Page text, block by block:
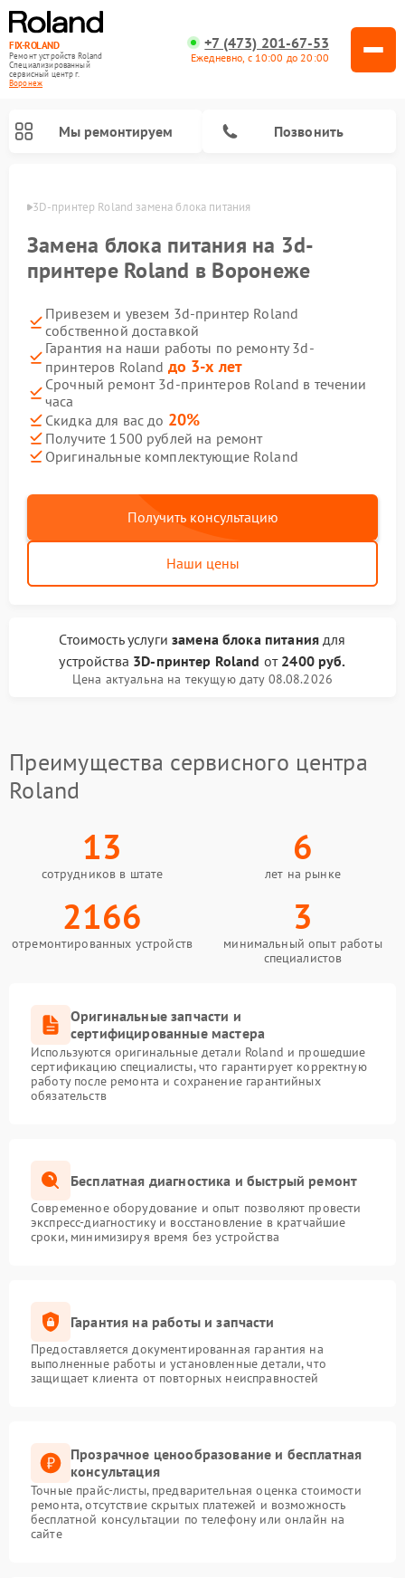
FIX-ROLAND
Ремонт устройств Roland
Специализированный
cервисный центр г.
Воронеж
+7 (473) 201-67-53
Ежедневно, с 10:00 до 20:00
Мы ремонтируем Позвонить
3D-принтер Roland замена блока питания
Замена блока питания на 3d-
принтере Roland в Воронеже
Привезем и увезем 3d-принтер Roland
собственной доставкой
Гарантия на наши работы по ремонту 3d-
принтеров Roland до 3-х лет
Срочный ремонт 3d-принтеров Roland в течении
часа
Скидка для вас до 20%
Получите 1500 рублей на ремонт
Оригинальные комплектующие Roland
Получить консультацию
Наши цены
Стоимость услуги замена блока питаниядля
устройства 3D-принтер Roland от 2400 руб.
Цена актуальна на текущую дату 08.08.2026
Преимущества сервисного центра
Roland
13
сотрудников в штате
6
лет на рынке
2166
отремонтированных устройств
3
минимальный опыт работы
специалистов
Оригинальные запчасти и
сертифицированные мастера
Используются оригинальные детали Roland и прошедшие
сертификацию специалисты, что гарантирует корректную
работу после ремонта и сохранение гарантийных
обязательств
Бесплатная диагностика и быстрый ремонт
Современное оборудование и опыт позволяют провести
экспресс-диагностику и восстановление в кратчайшие
сроки, минимизируя время без устройства
Гарантия на работы и запчасти
Предоставляется документированная гарантия на
выполненные работы и установленные детали, что
защищает клиента от повторных неисправностей
Прозрачное ценообразование и бесплатная
консультация
Точные прайс-листы, предварительная оценка стоимости
ремонта, отсутствие скрытых платежей и возможность
бесплатной консультации по телефону или онлайн на
сайте